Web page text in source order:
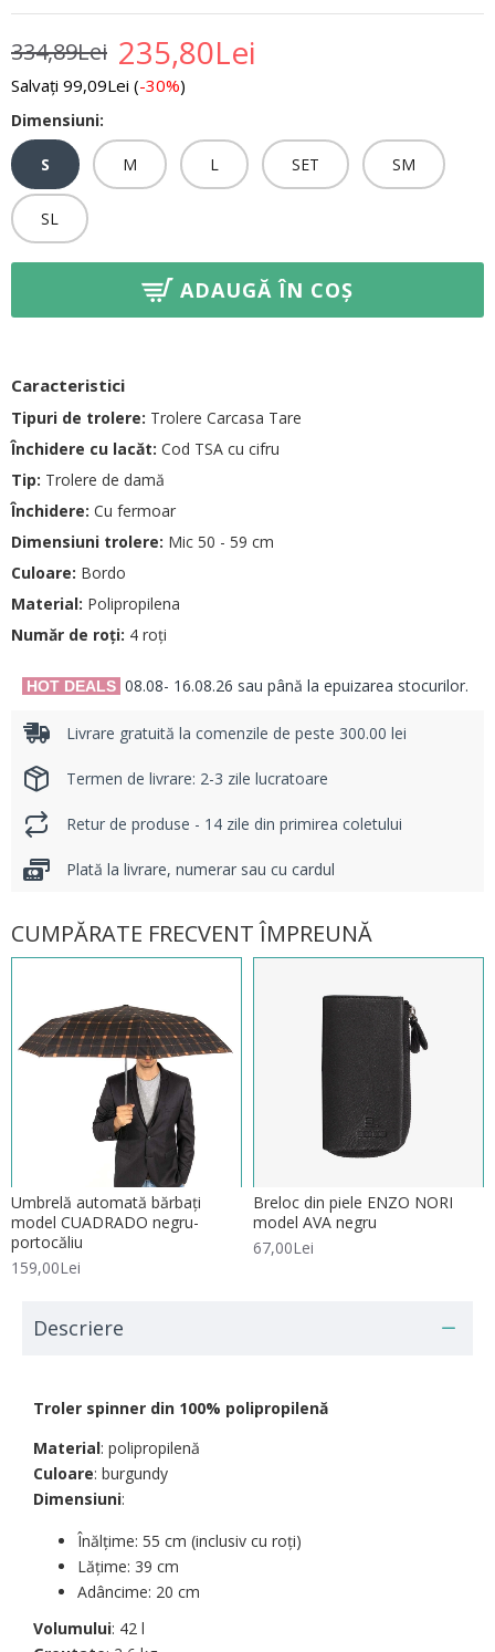
235,80Lei
334,89Lei
Salvați 99,09Lei (-30%)
Dimensiuni:
S M L SET SM
SL
ADAUGĂ ÎN COȘ
Caracteristici
Tipuri de trolere: Trolere Carcasa Tare
Închidere cu lacăt: Cod TSA cu cifru
Tip: Trolere de damă
Închidere: Cu fermoar
Dimensiuni trolere: Mic 50 - 59 cm
Culoare: Bordo
Material: Polipropilena
Număr de roți: 4 roți
Livrare gratuită la comenzile de peste 300.00 lei
Termen de livrare: 2-3 zile lucratoare
Retur de produse - 14 zile din primirea coletului
Plată la livrare, numerar sau cu cardul
CUMPĂRATE FRECVENT ÎMPREUNĂ
Umbrelă automată bărbați
model CUADRADO negru-
portocăliu
159,00Lei
Breloc din piele ENZO NORI
model AVA negru
67,00Lei
HOT DEALS 08.08- 16.08.26 sau până la epuizarea stocurilor.
Descriere
Troler spinner din 100% polipropilenă
Material: polipropilenă
Culoare: burgundy
Dimensiuni:
Înălțime: 55 cm (inclusiv cu roți)
Lățime: 39 cm
Adâncime: 20 cm
Volumului: 42 l